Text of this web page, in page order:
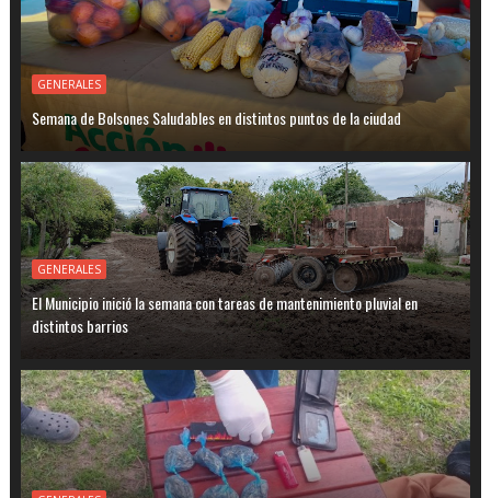
GENERALES
Semana de Bolsones Saludables en distintos puntos de la ciudad
GENERALES
El Municipio inició la semana con tareas de mantenimiento pluvial en
distintos barrios